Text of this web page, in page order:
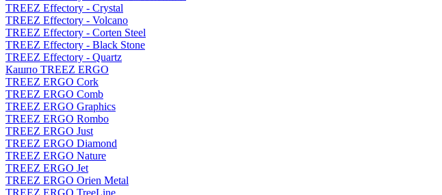
TREEZ Effectory - Crystal
TREEZ Effectory - Volcano
TREEZ Effectory - Corten Steel
TREEZ Effectory - Black Stone
TREEZ Effectory - Quartz
Кашпо TREEZ ERGO
TREEZ ERGO Cork
TREEZ ERGO Comb
TREEZ ERGO Graphics
TREEZ ERGO Rombo
TREEZ ERGO Just
TREEZ ERGO Diamond
TREEZ ERGO Nature
TREEZ ERGO Jet
TREEZ ERGO Orien Metal
TREEZ ERGO TreeLine